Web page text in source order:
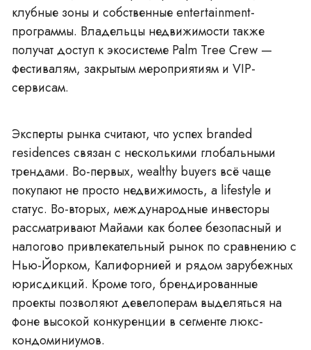
клубные зоны и собственные entertainment-
программы. Владельцы недвижимости также
получат доступ к экосистеме Palm Tree Crew —
фестивалям, закрытым мероприятиям и VIP-
сервисам.
Эксперты рынка считают, что успех branded
residences связан с несколькими глобальными
трендами. Во-первых, wealthy buyers всё чаще
покупают не просто недвижимость, а lifestyle и
статус. Во-вторых, международные инвесторы
рассматривают Майами как более безопасный и
налогово привлекательный рынок по сравнению с
Нью-Йорком, Калифорнией и рядом зарубежных
юрисдикций. Кроме того, брендированные
проекты позволяют девелоперам выделяться на
фоне высокой конкуренции в сегментелюкс-
кондоминиумов.